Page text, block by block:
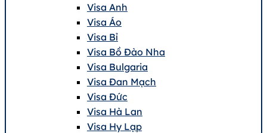
Visa Anh
Visa Áo
Visa Bỉ
Visa Bồ Đào Nha
Visa Bulgaria
Visa Đan Mạch
Visa Đức
Visa Hà Lan
Visa Hy Lạp